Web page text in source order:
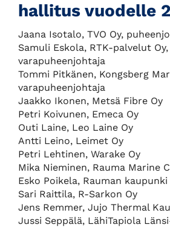
hallitus vuodelle
Jaana Isotalo, TVO Oy,
Samuli Eskola, RTK-palvelut Oy,
varapuheenjohtaja
Tommi Pitkänen, Kongsberg
varapuheenjohtaja
Jaakko Ikonen, Metsä Fibre Oy
Petri Koivunen, Emeca Oy
Outi Laine, Leo Laine Oy
Antti Leino, Leimet Oy
Petri Lehtinen, Warake Oy
Mika Nieminen, Rauma Marine
Esko Poikela, Rauman kaupunki
Sari Raittila, R-Sarkon Oy
Jens Remmer, Jujo Thermal
Jussi Seppälä, LähiTapiola